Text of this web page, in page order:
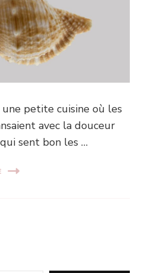
petite cuisine où les
avec la douceur
sent bon les …